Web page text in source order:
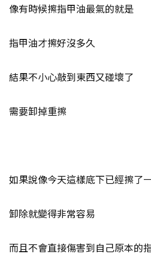
像有時候擦指甲油最氣的就是
指甲油才擦好沒多久
結果不小心敲到東西又碰壞了
需要卸掉重擦
如果說像今天這樣底下已經擦了
卸除就變得非常容易
而且不會直接傷害到自己原本的